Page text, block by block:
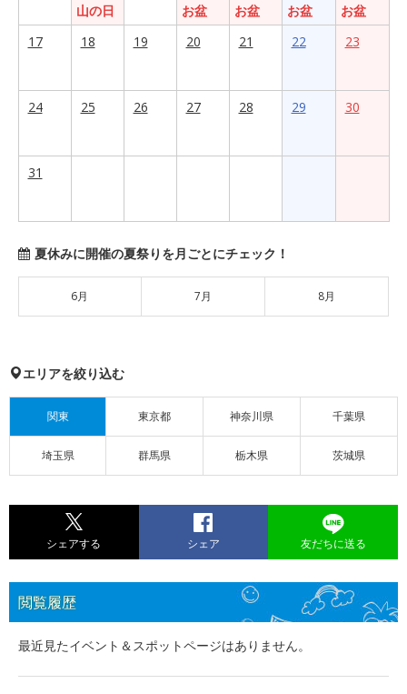
山の日
お盆
お盆
お盆
お盆
17
18 19 20 21 22 23
24 25 26 27 28 29 30
31
夏休みに開催の夏祭りを月ごとにチェック！
6月 7月 8月
エリアを絞り込む
関東 東京都 神奈川県 千葉県
埼玉県 群馬県 栃木県 茨城県
シェアする シェア 友だちに送る
閲覧履歴
最近見たイベント＆スポットページはありません。